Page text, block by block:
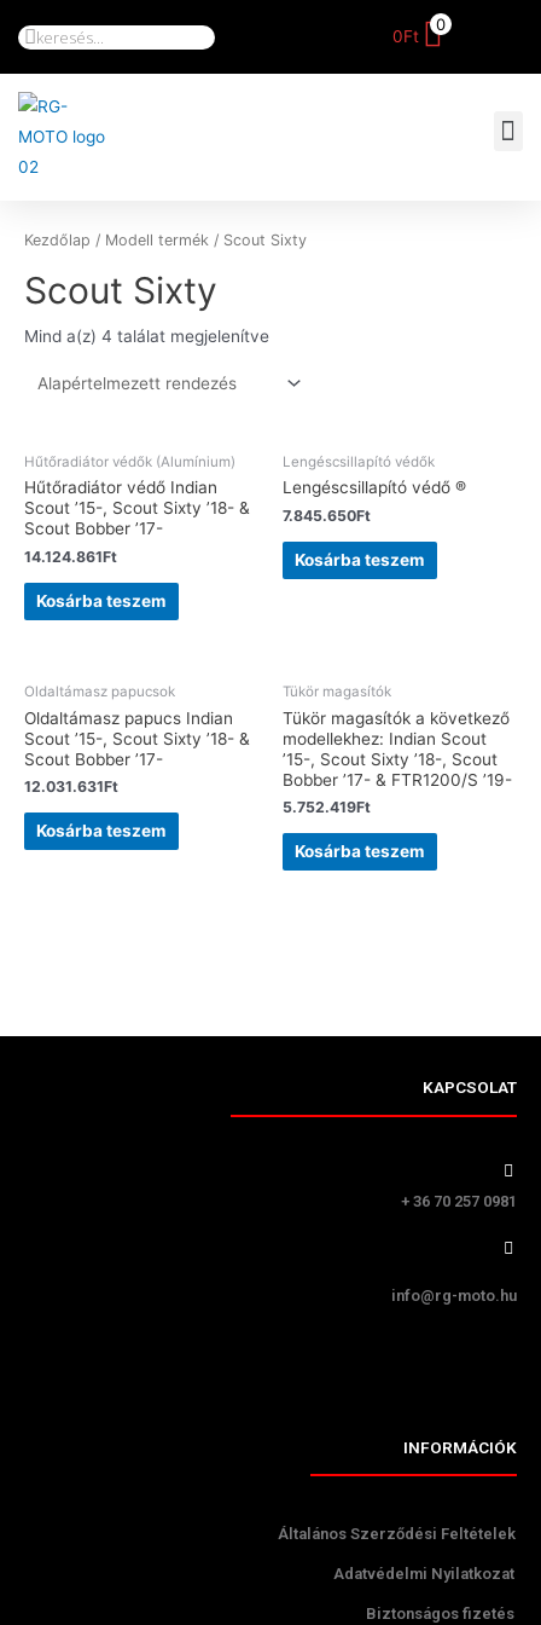
0Ft
0
Kezdőlap / Modell termék / Scout Sixty
Scout Sixty
Mind a(z) 4 találat megjelenítve
Hűtőradiátor védők (Alumínium)
Hűtőradiátor védő Indian
Scout ’15-, Scout Sixty ’18- &
Scout Bobber ’17-
14.124.861Ft
Kosárba teszem
Lengéscsillapító védők
Lengéscsillapító védő ®
7.845.650Ft
Kosárba teszem
Oldaltámasz papucsok
Oldaltámasz papucs Indian
Scout ’15-, Scout Sixty ’18- &
Scout Bobber ’17-
12.031.631Ft
Kosárba teszem
Tükör magasítók
Tükör magasítók a következő
modellekhez: Indian Scout
’15-, Scout Sixty ’18-, Scout
Bobber ’17- & FTR1200/S ’19-
5.752.419Ft
Kosárba teszem
KAPCSOLAT
+ 36 70 257 0981
info@rg-moto.hu
INFORMÁCIÓK
Általános Szerződési Feltételek
Adatvédelmi Nyilatkozat
Biztonságos fizetés